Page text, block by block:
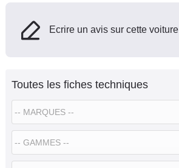
Ecrire un avis sur cette voiture
Toutes les fiches techniques